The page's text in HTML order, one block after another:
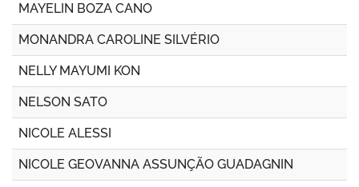
MAYELIN BOZA CANO
MONANDRA CAROLINE SILVÉRIO
NELLY MAYUMI KON
NELSON SATO
NICOLE ALESSI
NICOLE GEOVANNA ASSUNÇÃO GUADAGNIN